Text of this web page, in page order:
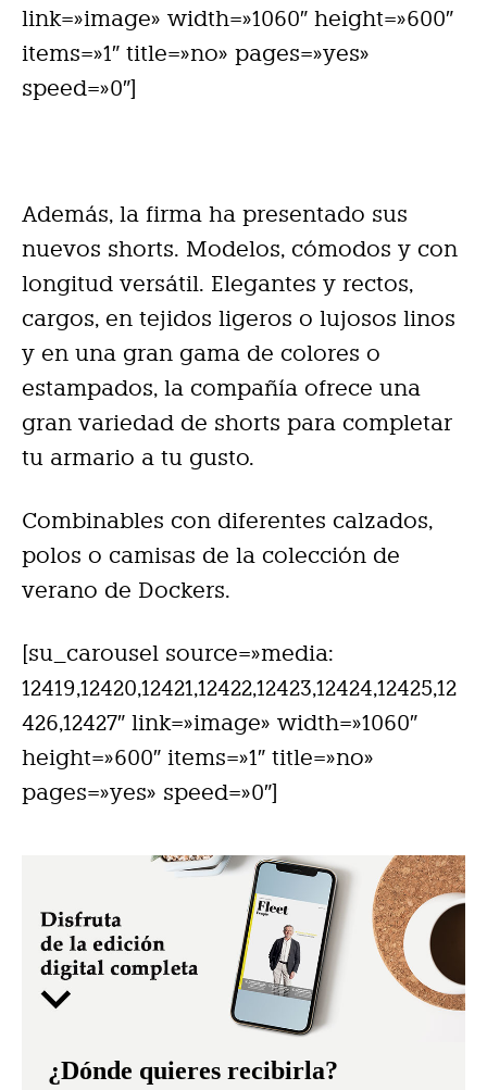
link=»image» width=»1060″ height=»600″
items=»1″ title=»no» pages=»yes»
speed=»0″]
Además, la firma ha presentado sus
nuevos shorts. Modelos, cómodos y con
longitud versátil. Elegantes y rectos,
cargos, en tejidos ligeros o lujosos linos
y en una gran gama de colores o
estampados, la compañía ofrece una
gran variedad de shorts para completar
tu armario a tu gusto.
Combinables con diferentes calzados,
polos o camisas de la colección de
verano de Dockers.
[su_carousel source=»media:
12419,12420,12421,12422,12423,12424,12425,12
426,12427″ link=»image» width=»1060″
height=»600″ items=»1″ title=»no»
pages=»yes» speed=»0″]
¿Dónde quieres recibirla?